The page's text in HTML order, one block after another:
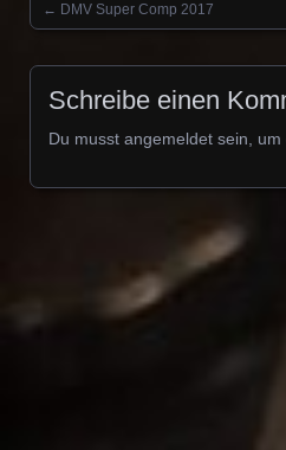
Posts navigation
← DMV Super Comp 2017
Schreibe einen
Du musst angemeldet sein, um